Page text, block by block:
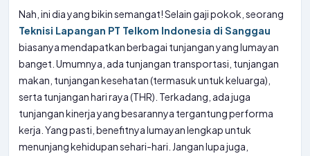
Nah, ini dia yang bikin semangat! Selain gaji pokok, seorang
Teknisi Lapangan PT Telkom Indonesia di Sanggau
biasanya mendapatkan berbagai tunjangan yang lumayan
banget. Umumnya, ada tunjangan transportasi, tunjangan
makan, tunjangan kesehatan (termasuk untuk keluarga),
serta tunjangan hari raya (THR). Terkadang, ada juga
tunjangan kinerja yang besarannya tergantung performa
kerja. Yang pasti, benefitnya lumayan lengkap untuk
menunjang kehidupan sehari-hari. Jangan lupa juga,